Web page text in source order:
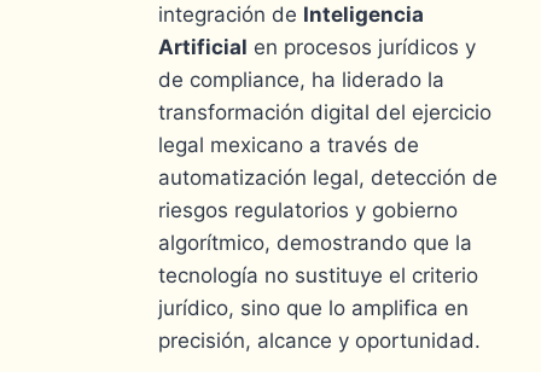
integración de Inteligencia
Artificial en procesos jurídicos y
de compliance, ha liderado la
transformación digital del ejercicio
legal mexicano a través de
automatización legal, detección de
riesgos regulatorios y gobierno
algorítmico, demostrando que la
tecnología no sustituye el criterio
jurídico, sino que lo amplifica en
precisión, alcance y oportunidad.